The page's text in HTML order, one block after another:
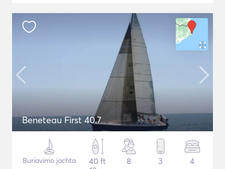
Beneteau First 40.7
Buriavimo jachta
40 ft
8 3 4